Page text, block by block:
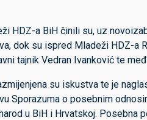
HDZ-a BiH činili su, uz
dok su ispred Mladeži HDZ-
tajnik Vedran Ivanković te
su iskustva te je
Sporazuma o posebnim
u BiH i Hrvatskoj. Posebna